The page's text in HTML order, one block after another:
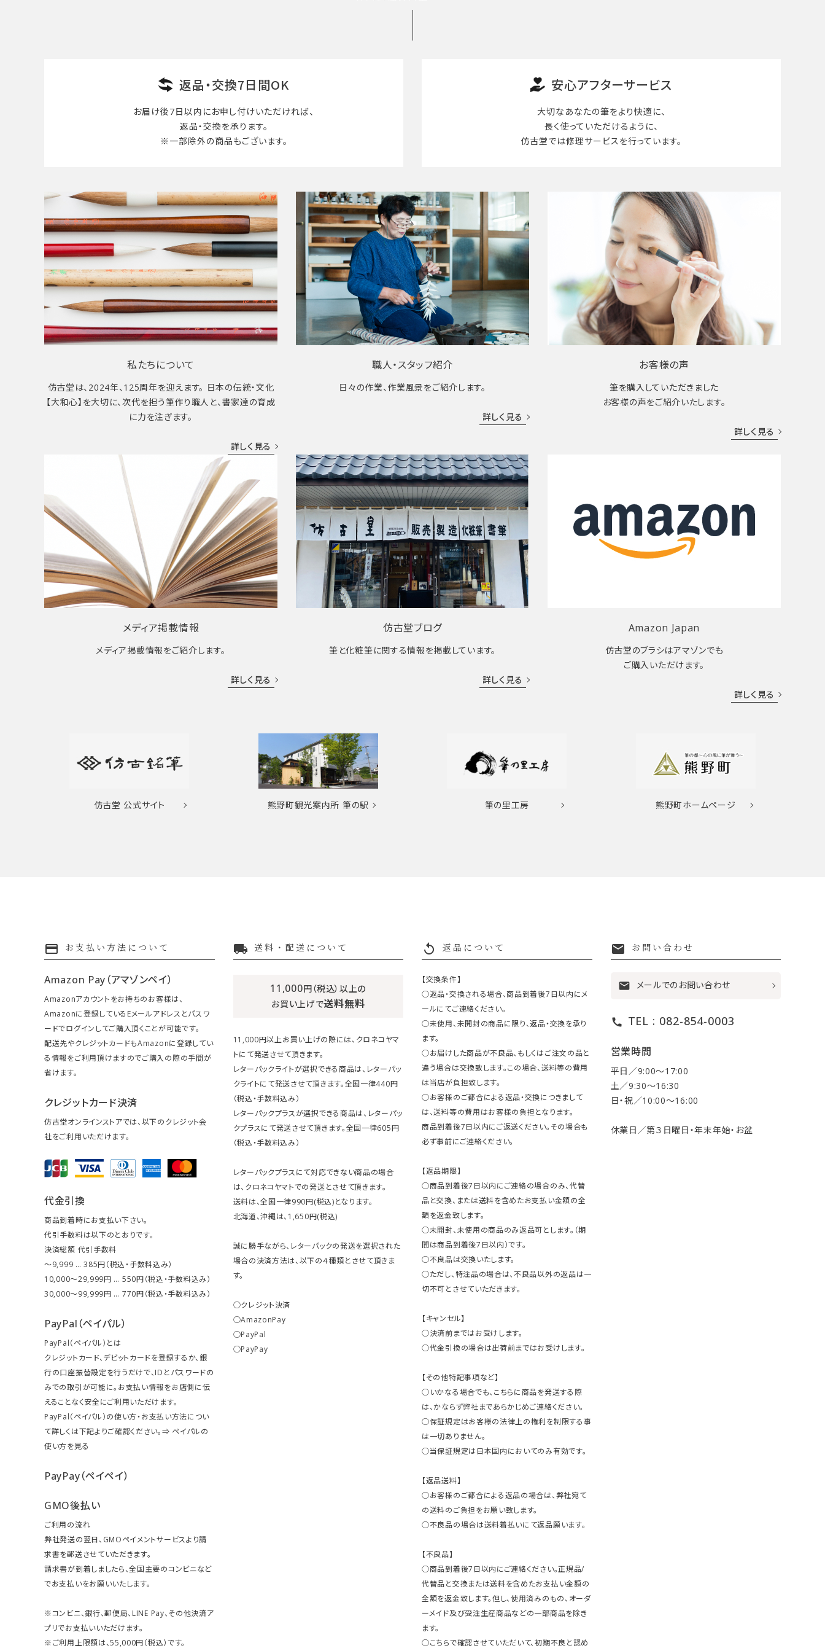
返品・交換7日間OK
お届け後7日以内にお申し付けいただければ、
返品・交換を承ります。
※一部除外の商品もございます。
安心アフターサービス
大切なあなたの筆をより快適に、
長く使って いただけるように、
仿古堂では修理サービスを行っています。
私たちについて
仿古堂は、2024年、125周年を迎えます。 日本の伝統・文化
【大和心】を大切に、次代を担う筆作り職人と、書家達の育成
に力を注ぎます。
詳しく見る
職人・スタッフ紹介
日々の作業、作業風景をご紹介します。
詳しく見る
お客様の声
筆を購入していただきました
お客様の声をご紹介いたします。
詳しく見る
メディア掲載情報
メディア掲載情報をご紹介します。
詳しく見る
仿古堂ブログ
筆と化粧筆に関する情報を掲載しています。
詳しく見る
Amazon Japan
仿古堂のブラシはアマゾンでも
ご購入いただけます。
詳しく見る
仿古堂 公式サイト 熊野町観光案内所 筆の駅 筆の里工房 熊野町ホームページ
payment お支払い方法について
Amazon Pay（アマゾンペイ）
Amazonアカウントをお持ちのお客様は、
Amazonに登録しているEメールアドレスとパスワ
ードでログインしてご購入頂くことが可能です。
配送先やクレジットカードもAmazonに登録してい
る情報をご利用頂けますのでご購入の際の手間が
省けます。
クレジットカード決済
仿古堂オンラインストアでは、以下のクレジット会
社をご利用いただけます。
代金引換
商品到着時にお支払い下さい。
代引手数料は以下のとおりです。
決済総額 代引手数料
～9,999 … 385円（税込・手数料込み）
10,000～29,999円 … 550円（税込・手数料込み）
30,000～99,999円 … 770円（税込・手数料込み）
PayPal（ペイパル）
PayPal（ペイパル）とは
クレジットカード、デビットカードを登録するか、銀
行の口座振替設定を行うだけで、IDとパスワードの
みでの取引が可能に。お支払い情報をお店側に伝
えることなく安全にご利用いただけます。
PayPal（ペイパル）の使い方・お支払い方法につい
て詳しくは下記よりご確認ください。⇒ ペイパルの
使い方を見る
PayPay（ペイペイ）
GMO後払い
ご利用の流れ
弊社発送の翌日、GMOペイメントサービスより請
求書を郵送させていただきます。
請求書が到着しましたら、全国主要のコンビニなど
でお支払いをお願いいたします。
※コンビニ、銀行、郵便局、LINE Pay、その他決済ア
プリでお支払いいただけます。
※ご利用上限額は、55,000円（税込）です。
local_shipping 送料・配送について
11,000円（税込）以上の
お買い上げで送料無料
11,000円以上お買い上げの際には、クロネコヤマ
トにて発送させて頂きます。
レターパックライトが選択できる商品は、レターパッ
クライトにて発送させて頂きます。全国一律440円
（税込・手数料込み）
レターパックプラスが選択できる商品は、レターパッ
クプラスにて発送させて頂きます。全国一律605円
（税込・手数料込み）
レターパックプラスにて対応できない商品の場合
は、クロネコヤマトでの発送とさせて頂きます。
送料は、全国一律990円(税込)となります。
北海道、沖縄は、1,650円(税込)
誠に勝手ながら、レターパックの発送を選択された
場合の決済方法は、以下の４種類とさせて頂きま
す。
○クレジット決済
○AmazonPay
○PayPal
○PayPay
replay 返品について
【交換条件】
○返品・交換される場合、商品到着後7日以内にメ
ールにてご連絡ください。
○未使用、未開封の商品に限り、返品・交換を承り
ます。
○お届けした商品が不良品、もしくはご注文の品と
違う場合は交換致します。この場合、送料等の費用
は当店が負担致します。
○お客様のご都合による返品・交換につきまして
は、送料等の費用はお客様の負担となります。
商品到着後7日以内にご返送ください。その場合も
必ず事前にご連絡ください。
【返品期限】
○商品到着後7日以内にご連絡の場合のみ、代替
品と交換、または送料を含めたお支払い金額の全
額を返金致します。
○未開封、未使用の商品のみ返品可とします。（期
間は商品到着後7日以内）です。
○不良品は交換いたします。
○ただし、特注品の場合は、不良品以外の返品は一
切不可とさせていただきます。
【キャンセル】
○決済前まではお受けします。
○代金引換の場合は出荷前まではお受けします。
【その他特記事項など】
○いかなる場合でも、こちらに商品を発送する際
は、かならず弊社まであらかじめご連絡ください。
○保証規定はお客様の法律上の権利を制限する事
は一切ありません。
○当保証規定は日本国内においてのみ有効です。
【返品送料】
○お客様のご都合による返品の場合は、弊社宛て
の送料のご負担をお願い致します。
○不良品の場合は送料着払いにて返品願います。
【不良品】
○商品到着後7日以内にご連絡ください。正規品/
代替品と交換または送料を含めたお支払い金額の
全額を返金致します。但し、使用済みのもの、オーダ
ーメイド及び受注生産商品などの一部商品を除き
ます。
○こちらで確認させていただいて、初期不良と認め
mail お問い合わせ
mail メールでのお問い合わせ
call TEL : 082-854-0003
営業時間
平日／9:00〜17:00
土／9:30〜16:30
日・祝／10:00〜16:00
休業日／第３日曜日・年末年始・お盆